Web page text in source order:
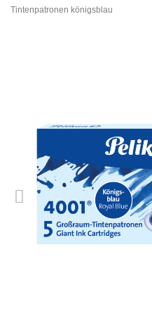
Tintenpatronen königsblau